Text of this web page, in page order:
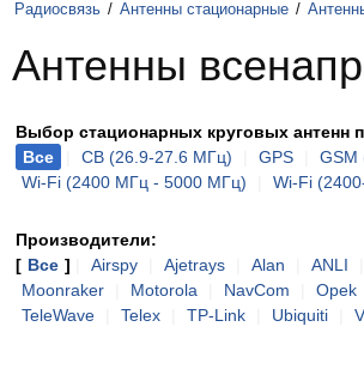
Радиосвязь / Антенны стационарные /
Антенны
Выбор стационарных круговых антенн
Все
CB (26.9-27.6 МГц) GPS GSM
Wi-Fi (2400 МГц - 5000 МГц)
Wi-Fi
Производители:
[ Все ] Airspy Ajetrays Alan ANLI
Moonraker
Motorola NavCom Opek
TeleWave
Telex TP-Link Ubiquiti